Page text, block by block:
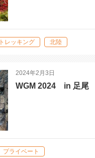
トレッキング 北陸
2024年2月3日
WGM 2024 in 足尾
プライベート